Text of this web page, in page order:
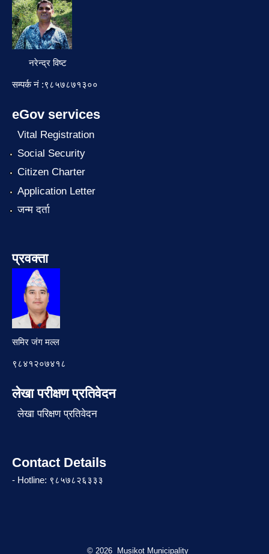
नरेन्द्र विष्ट
सम्पर्क नं :९८५७८७१३००
eGov services
Vital Registration
Social Security
Citizen Charter
Application Letter
जन्म दर्ता
प्रवक्ता
समिर जंग मल्ल
९८४१२०७४१८
लेखा परीक्षण प्रतिवेदन
लेखा परिक्षण प्रतिवेदन
Contact Details
- Hotline: ९८५७८२६३३३
© 2026 Musikot Municipality